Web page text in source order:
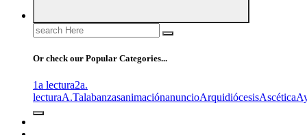
Search
for:
Or check our Popular Categories...
1a lectura2a.
lecturaA.TalabanzasanimaciónanuncioArquidiócesisAscética